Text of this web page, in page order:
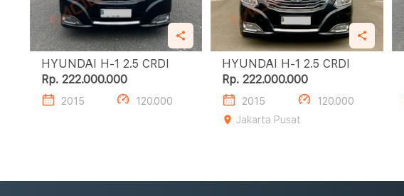
HYUNDAI H-1 2.5 CRDI
Rp. 222.000.000
2015 120.000
HYUNDAI H-1 2.5 CRDI
Rp. 222.000.000
2015
120.000
Jakarta Pusat